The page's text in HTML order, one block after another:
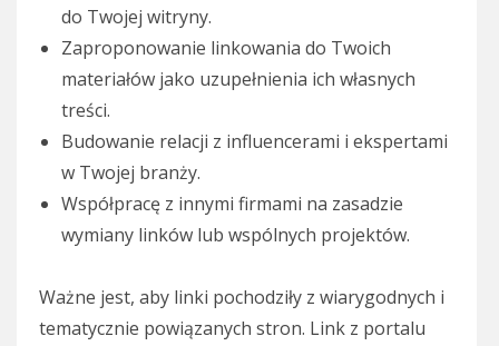
do Twojej witryny.
Zaproponowanie linkowania do Twoich
materiałów jako uzupełnienia ich własnych
treści.
Budowanie relacji z influencerami i ekspertami
w Twojej branży.
Współpracę z innymi firmami na zasadzie
wymiany linków lub wspólnych projektów.
Ważne jest, aby linki pochodziły z wiarygodnych i
tematycznie powiązanych stron. Link z portalu